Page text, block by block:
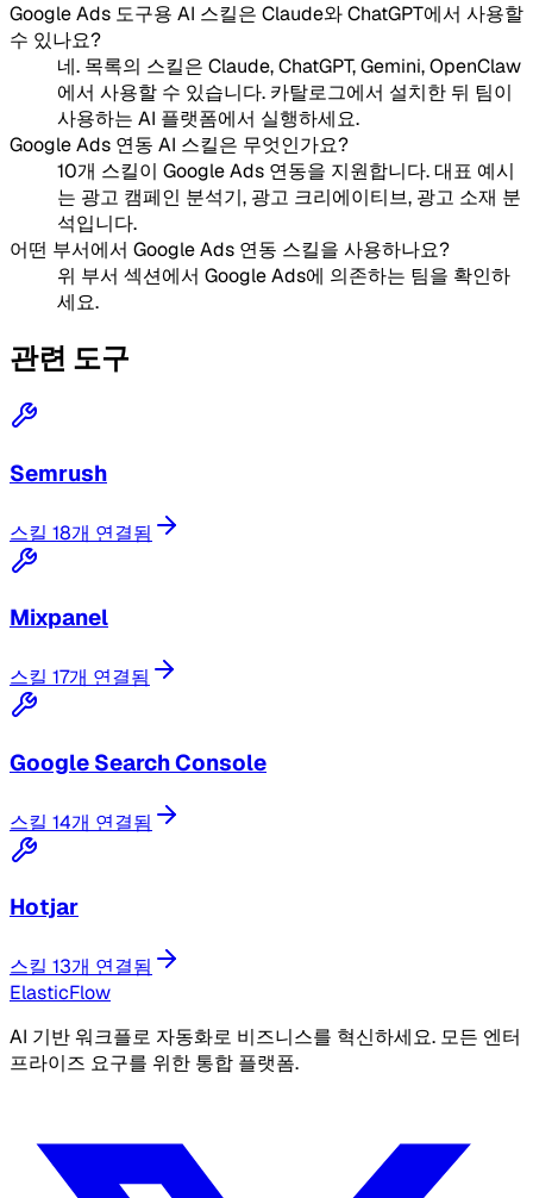
Google Ads 도구용 AI 스킬은 Claude와 ChatGPT에서 사용할
수 있나요?
네. 목록의 스킬은 Claude, ChatGPT, Gemini, OpenClaw
에서 사용할 수 있습니다. 카탈로그에서 설치한 뒤 팀이
사용하는 AI 플랫폼에서 실행하세요.
Google Ads 연동 AI 스킬은 무엇인가요?
10개 스킬이 Google Ads 연동을 지원합니다. 대표 예시
는 광고 캠페인 분석기, 광고 크리에이티브, 광고 소재 분
석입니다.
어떤 부서에서 Google Ads 연동 스킬을 사용하나요?
위 부서 섹션에서 Google Ads에 의존하는 팀을 확인하
세요.
관련 도구
Semrush
스킬 18개 연결됨
Mixpanel
스킬 17개 연결됨
Google Search Console
스킬 14개 연결됨
Hotjar
스킬 13개 연결됨
ElasticFlow
AI 기반 워크플로 자동화로 비즈니스를 혁신하세요. 모든 엔터
프라이즈 요구를 위한 통합 플랫폼.